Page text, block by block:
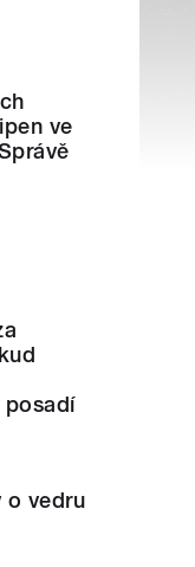
ve
posadí
o vedru